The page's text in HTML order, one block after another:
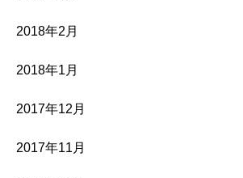
2018年2月
2018年1月
2017年12月
2017年11月